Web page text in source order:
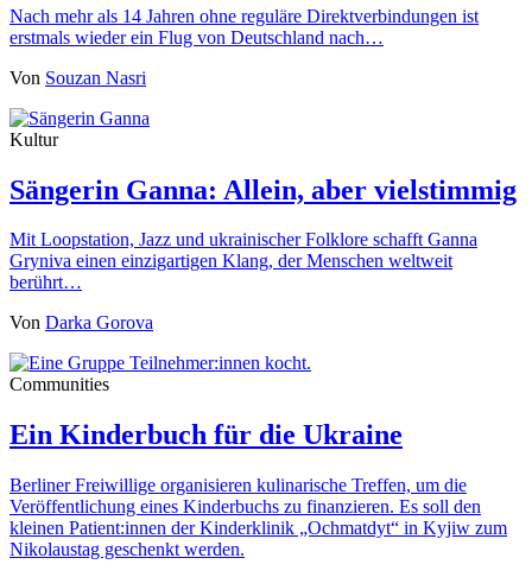
Nach mehr als 14 Jahren ohne reguläre Direktverbindungen ist
erstmals wieder ein Flug von Deutschland nach…
Von Souzan Nasri
Kultur
Sängerin Ganna: Allein, aber vielstimmig
Mit Loopstation, Jazz und ukrainischer Folklore schafft Ganna
Gryniva einen einzigartigen Klang, der Menschen weltweit
berührt…
Von Darka Gorova
Communities
Ein Kinderbuch für die Ukraine
Berliner Freiwillige organisieren kulinarische Treffen, um die
Veröffentlichung eines Kinderbuchs zu finanzieren. Es soll den
kleinen Patient:innen der Kinderklinik „Ochmatdyt“ in Kyjiw zum
Nikolaustag geschenkt werden.